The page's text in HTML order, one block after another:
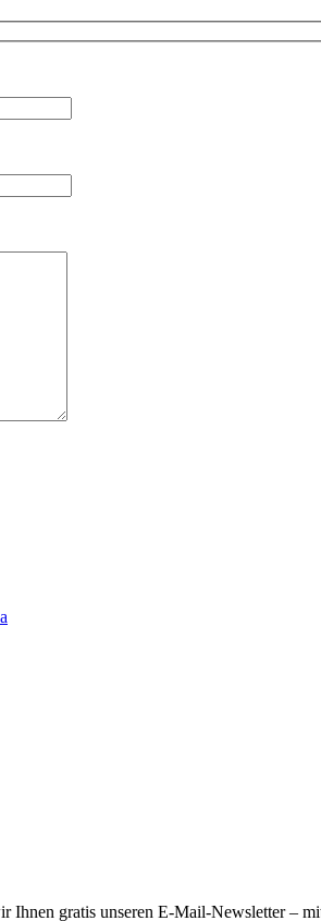
Ihnen gratis unseren E-Mail-Newsletter –